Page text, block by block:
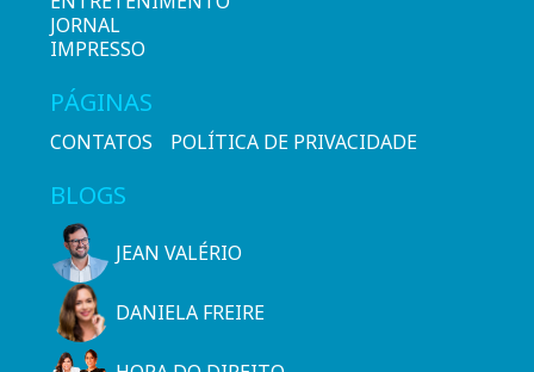
JORNAL
IMPRESSO
PÁGINAS
CONTATOS POLÍTICA DE PRIVACIDADE
BLOGS
JEAN VALÉRIO
DANIELA FREIRE